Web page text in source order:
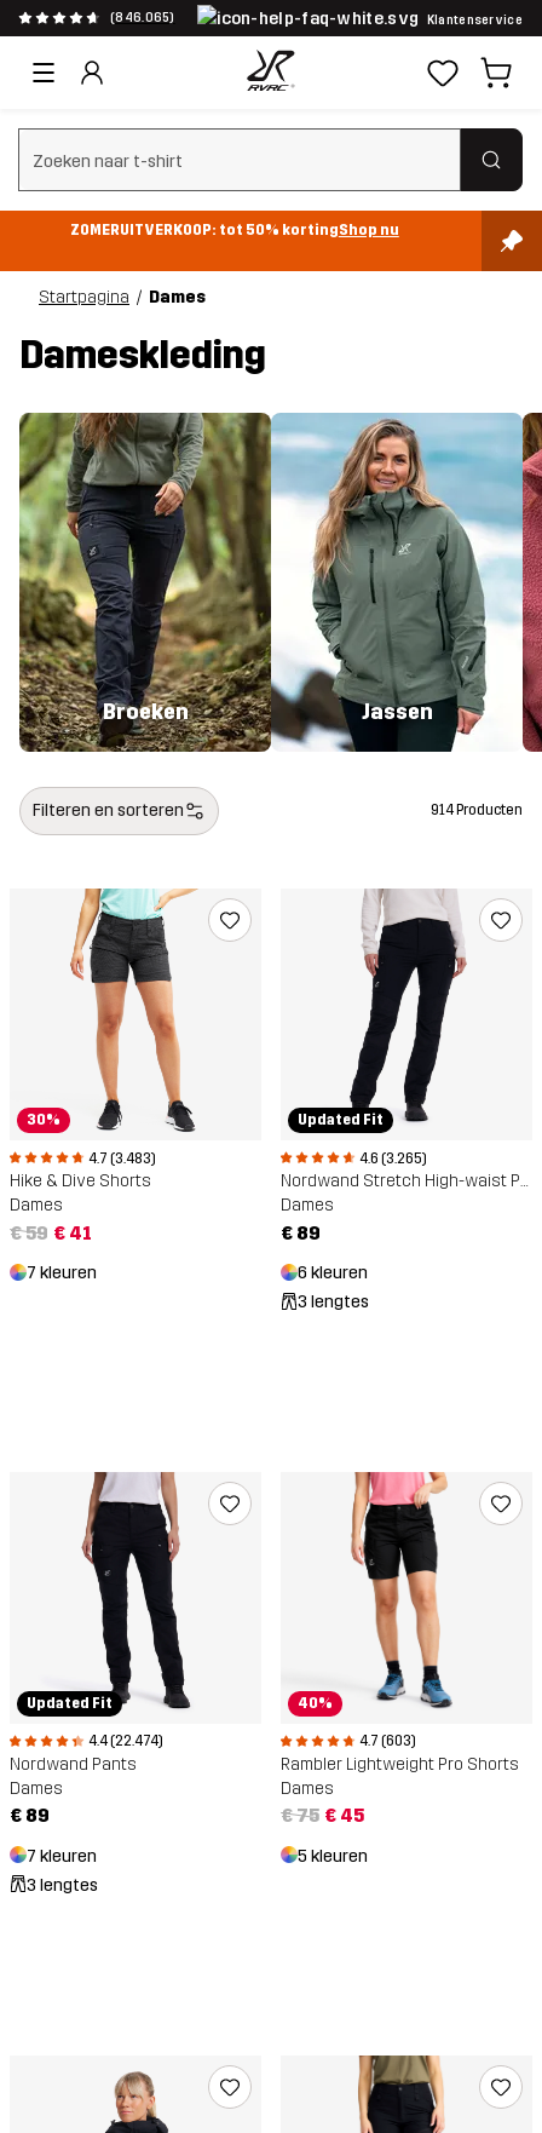
(846.065) Klantenservice
Zoeken wissen
ZOMERUITVERKOOP: tot 50% kortingShop nu
Startpagina Dames
Dameskleding
Broeken Jassen
Filteren en sorteren 914 Producten
30%
4.7 (3.483)
Hike & Dive Shorts
Dames
€ 59 € 41
7 kleuren
Updated Fit
4.6 (3.265)
Nordwand Stretch High-waist Pants
Dames
€ 89
6 kleuren
3 lengtes
Updated Fit
4.4 (22.474)
Nordwand Pants
Dames
€ 89
7 kleuren
3 lengtes
40%
4.7 (603)
Rambler Lightweight Pro Shorts
Dames
€ 75 € 45
5 kleuren